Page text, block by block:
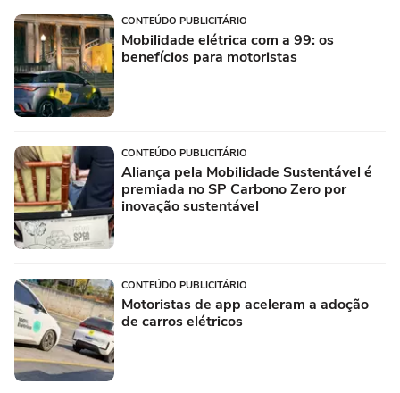
CONTEÚDO PUBLICITÁRIO
Mobilidade elétrica com a 99: os
benefícios para motoristas
CONTEÚDO PUBLICITÁRIO
Aliança pela Mobilidade Sustentável é
premiada no SP Carbono Zero por
inovação sustentável
CONTEÚDO PUBLICITÁRIO
Motoristas de app aceleram a adoção
de carros elétricos